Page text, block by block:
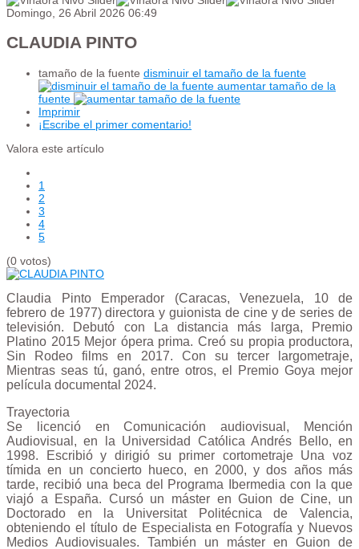
Domingo, 26 Abril 2026 06:49
CLAUDIA PINTO
tamaño de la fuente disminuir el tamaño de la fuente
aumentar tamaño de la
fuente
Imprimir
¡Escribe el primer comentario!
Valora este artículo
1
2
3
4
5
(0 votos)
Claudia Pinto Emperador (Caracas, Venezuela, 10 de
febrero de 1977) directora y guionista de cine y de series de
televisión. Debutó con La distancia más larga, Premio
Platino 2015 Mejor ópera prima. Creó su propia productora,
Sin Rodeo films en 2017. Con su tercer largometraje,
Mientras seas tú, ganó, entre otros, el Premio Goya mejor
película documental 2024.
Trayectoria
Se licenció en Comunicación audiovisual, Mención
Audiovisual, en la Universidad Católica Andrés Bello, en
1998. Escribió y dirigió su primer cortometraje Una voz
tímida en un concierto hueco, en 2000, y dos años más
tarde, recibió una beca del Programa Ibermedia con la que
viajó a España. Cursó un máster en Guion de Cine, un
Doctorado en la Universitat Politécnica de Valencia,
obteniendo el título de Especialista en Fotografía y Nuevos
Medios Audiovisuales. También un máster en Guion de